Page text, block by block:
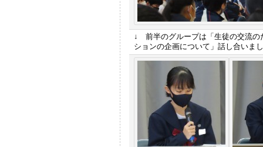
↓ 前半のグループは「生徒の交流の
ションの企画について」話し合いま